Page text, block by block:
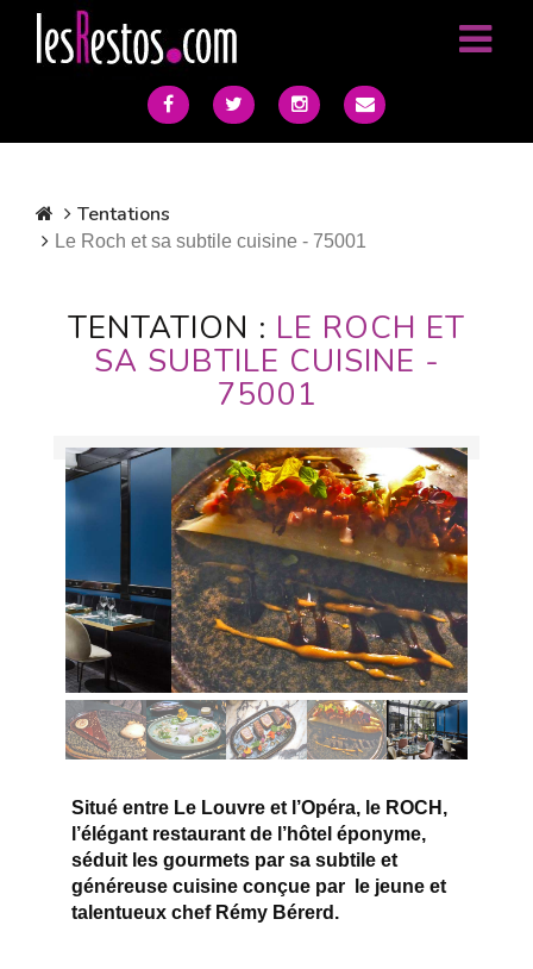
Tentations
Le Roch et sa subtile cuisine - 75001
TENTATION : LE ROCH ET
SA SUBTILE CUISINE -
75001
Situé entre Le Louvre et l’Opéra, le ROCH,
l’élégant restaurant de l’hôtel éponyme,
séduit les gourmets par sa subtile et
généreuse cuisine conçue par le jeune et
talentueux chef Rémy Bérerd.